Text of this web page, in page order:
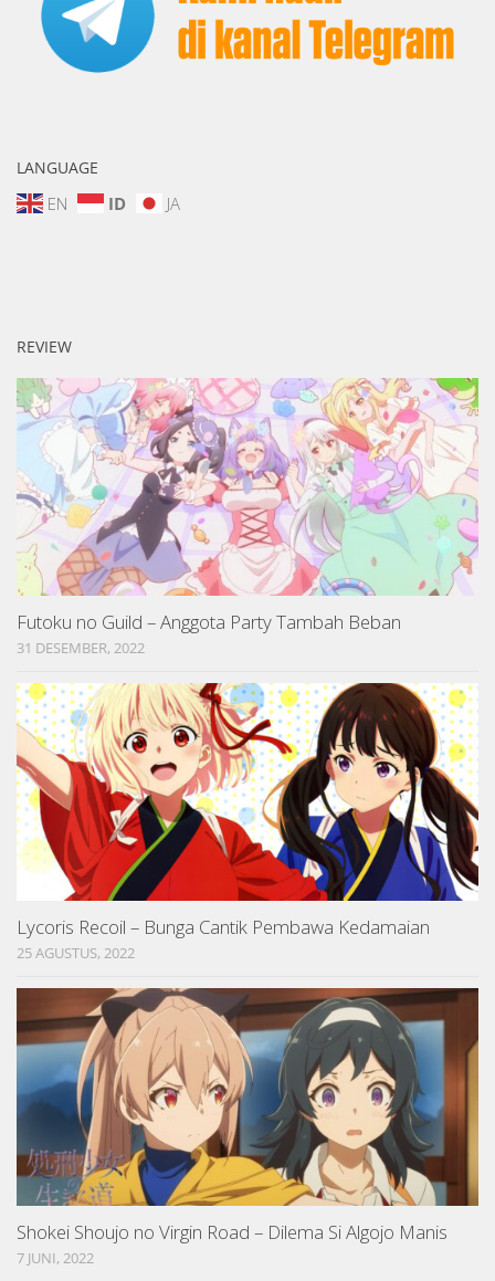
LANGUAGE
EN ID JA
REVIEW
Futoku no Guild – Anggota Party Tambah Beban
31 DESEMBER, 2022
Lycoris Recoil – Bunga Cantik Pembawa Kedamaian
25 AGUSTUS, 2022
Shokei Shoujo no Virgin Road – Dilema Si Algojo Manis
7 JUNI, 2022